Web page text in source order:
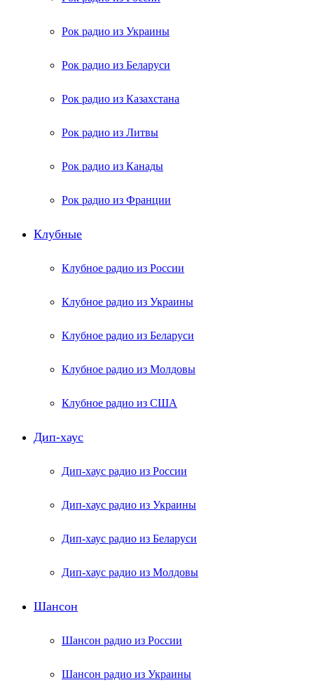
Рок радио из Украины
Рок радио из Беларуси
Рок радио из Казахстана
Рок радио из Литвы
Рок радио из Канады
Рок радио из Франции
Клубные
Клубное радио из России
Клубное радио из Украины
Клубное радио из Беларуси
Клубное радио из Молдовы
Клубное радио из США
Дип-хаус
Дип-хаус радио из России
Дип-хаус радио из Украины
Дип-хаус радио из Беларуси
Дип-хаус радио из Молдовы
Шансон
Шансон радио из России
Шансон радио из Украины